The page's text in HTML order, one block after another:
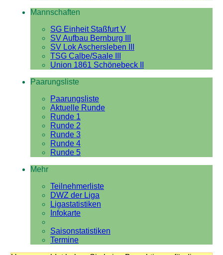
Mannschaften
SG Einheit Staßfurt V
SV Aufbau Bernburg III
SV Lok Aschersleben III
TSG Calbe/Saale III
Union 1861 Schönebeck II
Paarungsliste
Paarungsliste
Aktuelle Runde
Runde 1
Runde 2
Runde 3
Runde 4
Runde 5
Mehr
Teilnehmerliste
DWZ der Liga
Ligastatistiken
Infokarte
Saisonstatistiken
Termine